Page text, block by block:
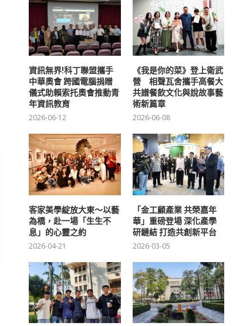
資訊無界!科丁聯盟攜手
中華奧會 跨國電腦捐贈
儀式助賴索托奧會推動青
年資訊教育
2026-06-12
《我是你的菜》登上衛武
營 相聲瓦舍攜手高餐大
共譜餐飲文化與說故事藝
術新篇章
2026-06-08
客家美學綻放大東～以藝
為橋，赴一場「生生不
息」的心靈之約
2026-04-21
「金工顧產業 共榮嘉年
華」重磅登場 深化產學
研鏈結 打造共創新平台
2026-03-05